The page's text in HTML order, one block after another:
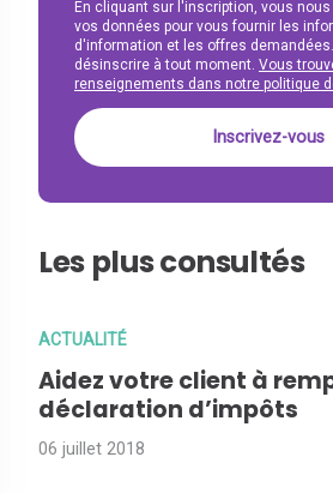
En cliquant sur l'inscription, vous
vos données pour vous fournir les
d'information et les offres
désinscrire à tout moment. Vous
renseignements dans notre politique
Les plus consultés
ACTUALITÉ
Aidez votre client à
déclaration d’impôts
06 juillet 2018